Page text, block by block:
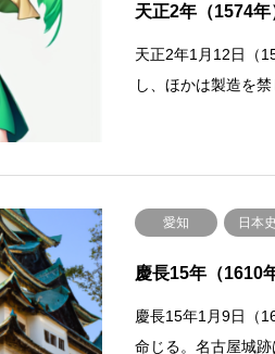
天正2年（1574
天正2年1月12日（
し、ほかは製造を禁
愛知 日本
慶長15年（1610
慶長15年1月9日（
命じる。名古屋城